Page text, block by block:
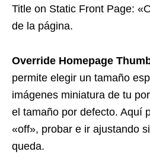
Title on Static Front Page:
de la página.
Override Homepage
permite elegir un tamaño
imágenes miniatura de tu
el tamaño por defecto. Aquí
«off», probar e ir ajustando
queda.